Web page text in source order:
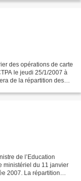
des opérations de carte
le jeudi 25/1/2007 à
de la répartition des
de l’Education
ministériel du 11 janvier
2007. La répartition